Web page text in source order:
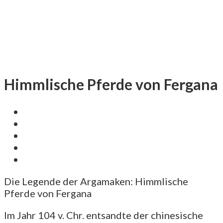
Himmlische Pferde von Fergana
Die Legende der Argamaken: Himmlische
Pferde von Fergana
Im Jahr 104 v. Chr. entsandte der chinesische